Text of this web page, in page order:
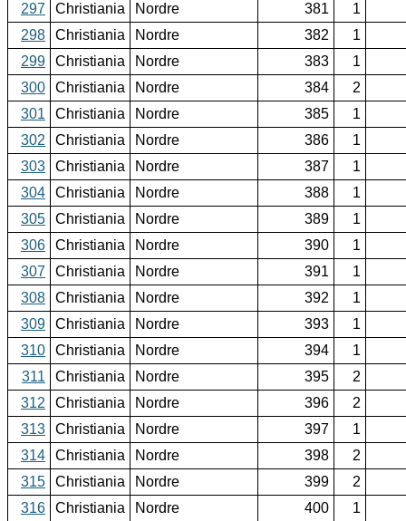
297
Christiania Nordre 381
1
298
Christiania Nordre 382
1
299
Christiania Nordre 383
1
300
Christiania Nordre 384
2
301
Christiania Nordre 385
1
302
Christiania Nordre 386
1
303
Christiania Nordre 387
1
304
Christiania Nordre 388
1
305
Christiania Nordre 389
1
306
Christiania Nordre 390
1
307
Christiania Nordre 391
1
308
Christiania Nordre 392
1
309
Christiania Nordre 393
1
310
Christiania Nordre 394
1
311
Christiania Nordre 395
2
312
Christiania Nordre 396
2
313
Christiania Nordre 397
1
314
Christiania Nordre 398
2
315
Christiania Nordre 399
2
316
Christiania Nordre 400 1